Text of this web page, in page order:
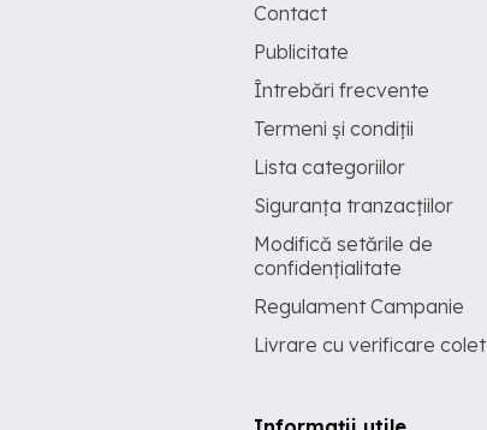
Contact
Publicitate
Întrebări frecvente
Termeni și condiții
Lista categoriilor
Siguranța tranzacțiilor
Modifică setările de
confidențialitate
Regulament Campanie
Livrare cu verificare colet